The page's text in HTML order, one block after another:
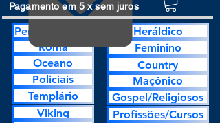
Personalização
Heráldico
Roma
Profissões/Cursos
Oceano
Feminino
Policiais
Country
Templário Gospel/Religiosos
Maçônico
Viking
Pagamento em 5 x sem juros